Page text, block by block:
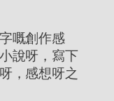
嘅創作感
說呀，寫下
，感想呀之